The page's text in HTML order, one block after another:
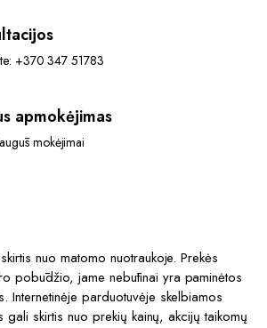
+370 347 51783
apmokėjimas
mokėjimai
nuo matomo nuotraukoje. Prekės
pobūdžio, jame nebūtinai yra paminėtos
Internetinėje parduotuvėje skelbiamos
skirtis nuo prekių kainų, akcijų taikomų